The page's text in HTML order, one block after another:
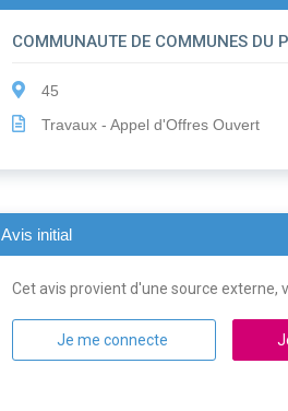
COMMUNAUTE DE COMMUNES DU
45
Travaux - Appel d'Offres Ouvert
Avis initial
Cet avis provient d'une source externe,
Je me connecte